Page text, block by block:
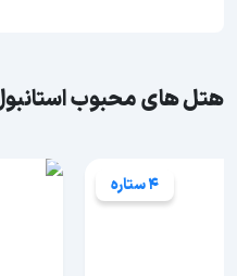
هتل های محبوب
4 ستاره